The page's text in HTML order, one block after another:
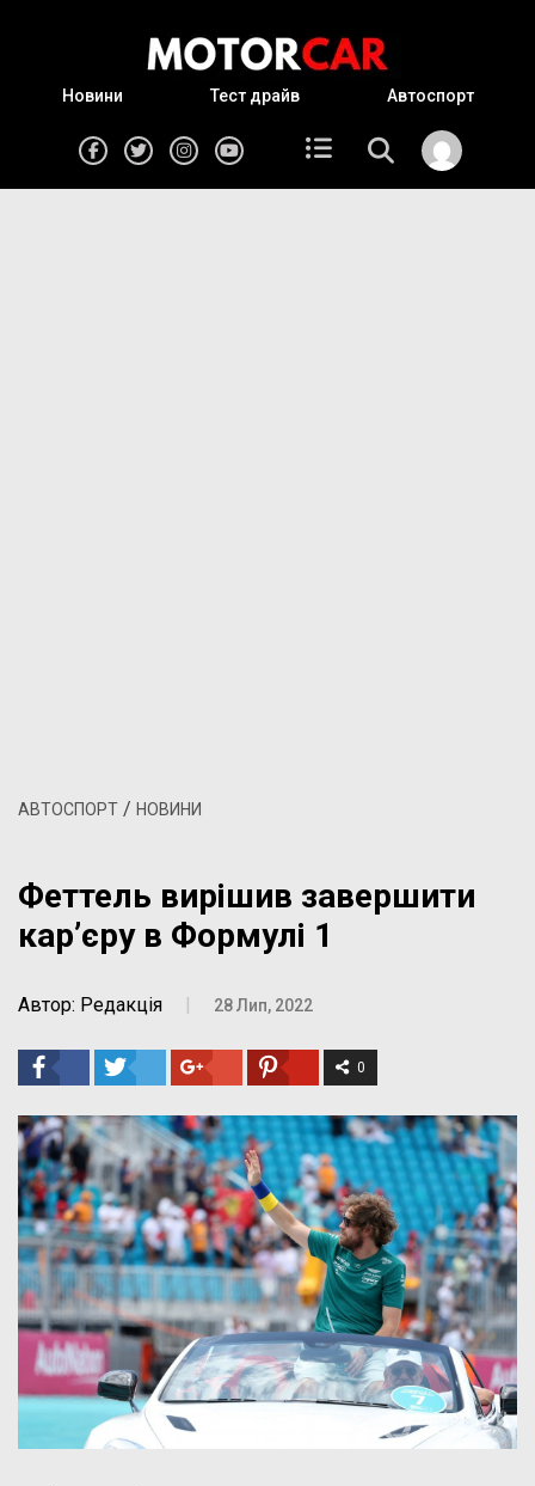
Новини Тест драйв Автоспорт
АВТОСПОРТ / НОВИНИ
Феттель вирішив завершити
кар’єру в Формулі 1
Автор: Редакція | 28 Лип, 2022
0